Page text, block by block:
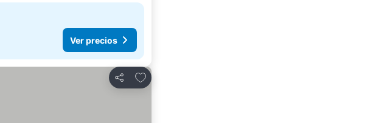
Ver precios
Compartir
Agregar a favoritos